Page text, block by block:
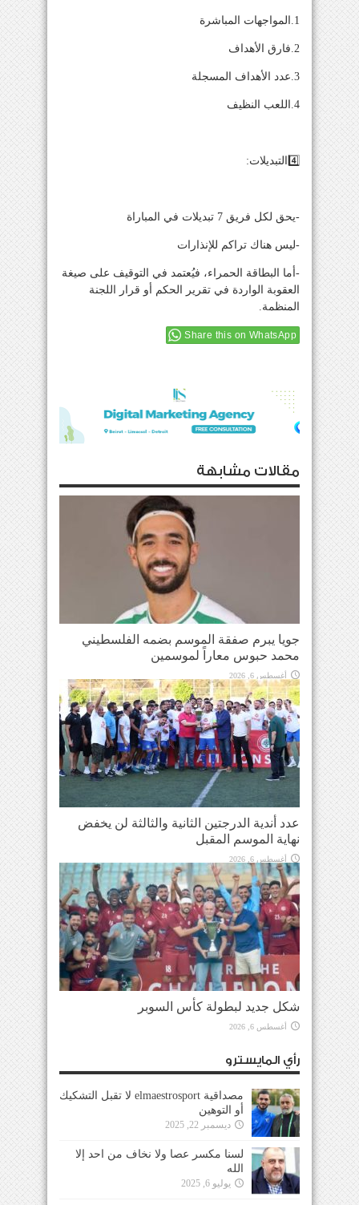
1.المواجهات المباشرة
2.فارق الأهداف
3.عدد الأهداف المسجلة
4.اللعب النظيف
4️⃣التبديلات:
-يحق لكل فريق 7 تبديلات في المباراة
-ليس هناك تراكم للإنذارات
-أما البطاقة الحمراء، فيُعتمد في التوقيف على صيغة
العقوبة الواردة في تقرير الحكم أو قرار اللجنة
المنظمة.
Share this on WhatsApp
مقالات مشابهة
جويا يبرم صفقة الموسم بضمه الفلسطيني
محمد حبوس معاراً لموسمين
أغسطس 6, 2026
عدد أندية الدرجتين الثانية والثالثة لن يخفض
نهاية الموسم المقبل
أغسطس 6, 2026
شكل جديد لبطولة كأس السوبر
أغسطس 6, 2026
رأي المايسترو
مصداقية elmaestrosport لا تقبل التشكيك
أو التوهين
ديسمبر 22, 2025
لسنا مكسر عصا ولا نخاف من احد إلا
الله
يوليو 6, 2025